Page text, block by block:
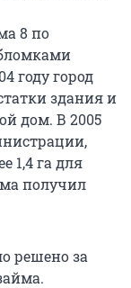
8 по
году город
здания и
дом. В 2005
1,4 га для
получил
решено за